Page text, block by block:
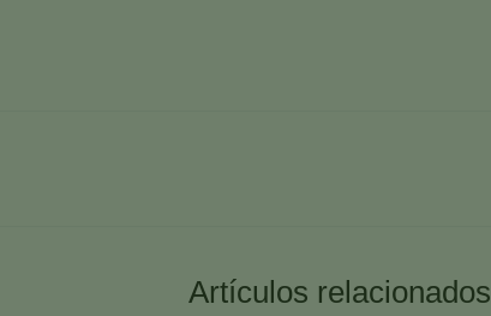
Artículos relacionados